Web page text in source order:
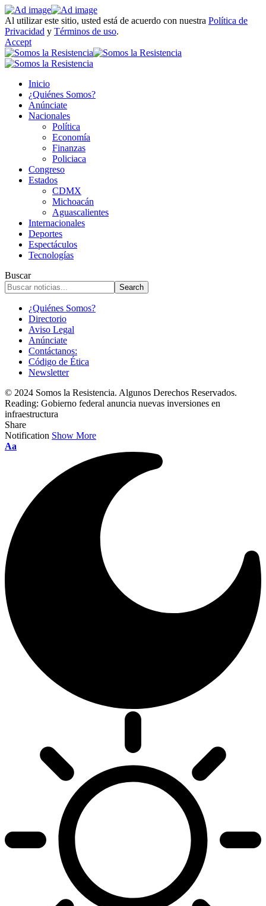
Al utilizar este sitio, usted está de acuerdo con nuestra Política de
Privacidad y Términos de uso.
Accept
Inicio
¿Quiénes Somos?
Anúnciate
Nacionales
Política
Economía
Finanzas
Policiaca
Congreso
Estados
CDMX
Michoacán
Aguascalientes
Internacionales
Deportes
Espectáculos
Tecnologías
Buscar
¿Quiénes Somos?
Directorio
Aviso Legal
Anúnciate
Contáctanos:
Código de Ética
Newsletter
© 2024 Somos la Resistencia. Algunos Derechos Reservados.
Reading: Gobierno federal anuncia nuevas inversiones en
infraestructura
Share
Notification Show More
Font
Aa